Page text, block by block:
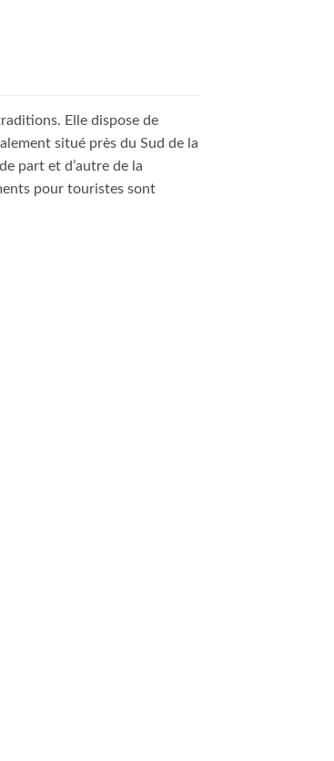
Elle dispose de
situé près du Sud de la
part et d’autre de la
pour touristes sont